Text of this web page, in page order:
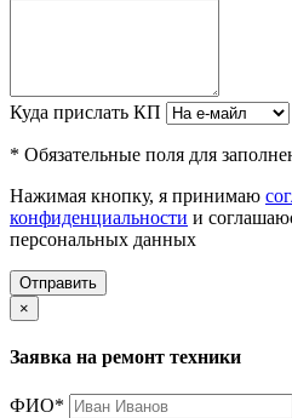
Куда прислать КП
* Обязательные поля для
Нажимая кнопку, я принимаю
конфиденциальности и
персональных данных
Отправить
×
Заявка на ремонт техники
ФИО*